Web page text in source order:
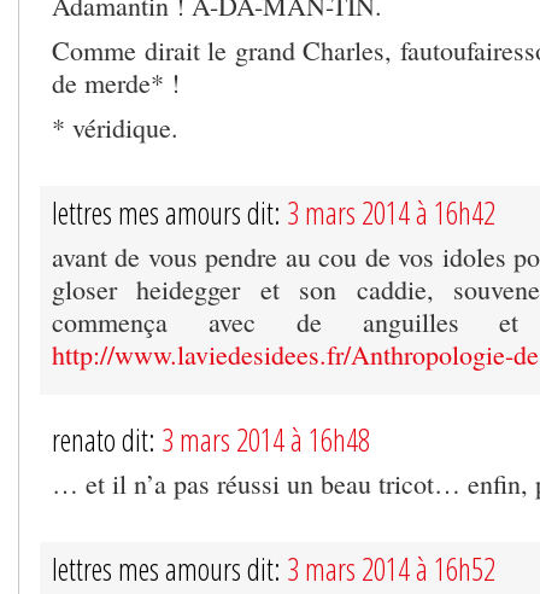
Comme dirait le grand Charles,
de merde* !
* véridique.
lettres mes amours dit: 3 mars 2014 à 16h42
avant de vous pendre au cou de vos idoles
gloser heidegger et son caddie,
commença avec de anguilles
http://www.laviedesidees.fr/Anthropologie-
renato dit: 3 mars 2014 à 16h48
… et il n’a pas réussi un beau tricot…
lettres mes amours dit: 3 mars 2014 à 16h52